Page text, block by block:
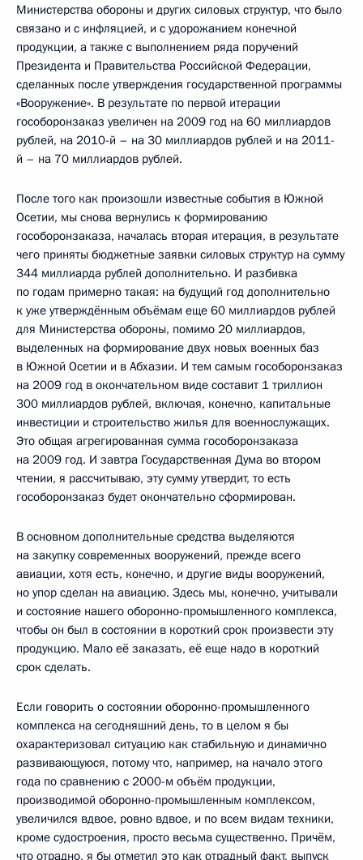
Министерства обороны и других силовых структур, что было
связано и с инфляцией, и с удорожанием конечной
продукции, а также с выполнением ряда поручений
Президента и Правительства Российской Федерации,
сделанных после утверждения государственной программы
«Вооружение». В результате по первой итерации
гособоронзаказ увеличен на 2009 год на 60 миллиардов
рублей, на 2010-й – на 30 миллиардов рублей и на 2011-
й – на 70 миллиардов рублей.
После того как произошли известные события в Южной
Осетии, мы снова вернулись к формированию
гособоронзаказа, началась вторая итерация, в результате
чего приняты бюджетные заявки силовых структур на сумму
344 миллиарда рублей дополнительно. И разбивка
по годам примерно такая: на будущий год дополнительно
к уже утверждённым объёмам еще 60 миллиардов рублей
для Министерства обороны, помимо 20 миллиардов,
выделенных на формирование двух новых военных баз
в Южной Осетии и в Абхазии. И тем самым гособоронзаказ
на 2009 год в окончательном виде составит 1 триллион
300 миллиардов рублей, включая, конечно, капитальные
инвестиции и строительство жилья для военнослужащих.
Это общая агрегированная сумма гособоронзаказа
на 2009 год. И завтра Государственная Дума во втором
чтении, я рассчитываю, эту сумму утвердит, то есть
гособоронзаказ будет окончательно сформирован.
В основном дополнительные средства выделяются
на закупку современных вооружений, прежде всего
авиации, хотя есть, конечно, и другие виды вооружений,
но упор сделан на авиацию. Здесь мы, конечно, учитывали
и состояние нашего оборонно-промышленного комплекса,
чтобы он был в состоянии в короткий срок произвести эту
продукцию. Мало её заказать, её еще надо в короткий
срок сделать.
Если говорить о состоянии оборонно-промышленного
комплекса на сегодняшний день, то в целом я бы
охарактеризовал ситуацию как стабильную и динамично
развивающуюся, потому что, например, на начало этого
года по сравнению с 2000-м объём продукции,
производимой оборонно-промышленным комплексом,
увеличился вдвое, ровно вдвое, и по всем видам техники,
кроме судостроения, просто весьма существенно. Причём,
что отрадно, я бы отметил это как отрадный факт, выпуск